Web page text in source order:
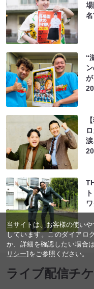
“
ライブ配信チ
当サイトは、お客様の使い
しています。このダイアロ
か、詳細を確認したい場合は
リシー]をご参照ください。